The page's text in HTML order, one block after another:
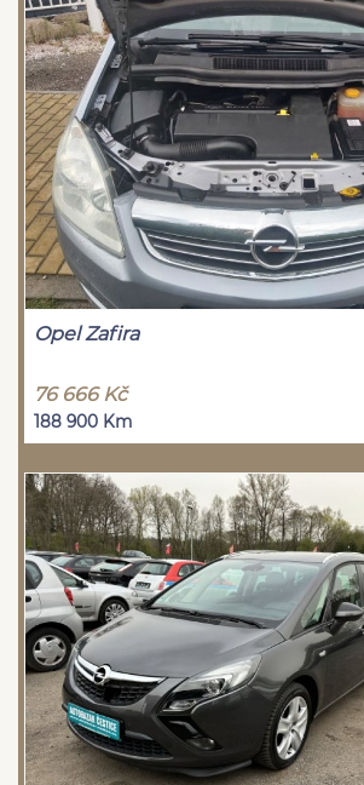
Opel Zafira
76 666 Kč
188 900 Km